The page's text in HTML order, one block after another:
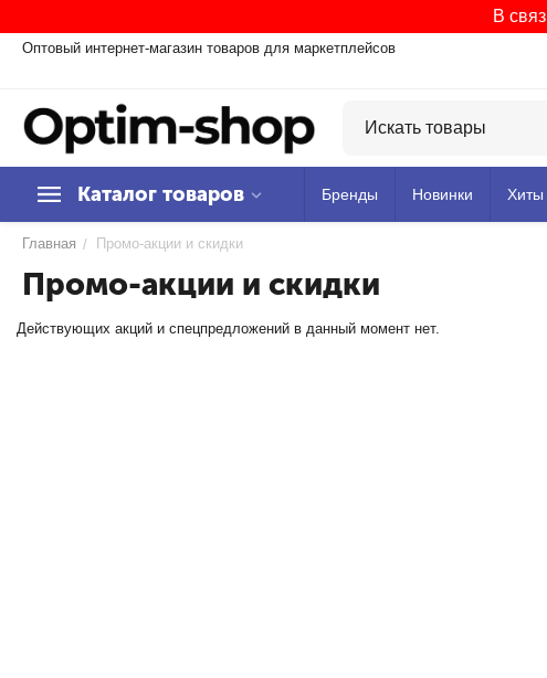
В
Оптовый интернет-магазин товаров для маркетплейсов
Каталог товаров Бренды Новинки
Главная / Промо-акции и скидки
Промо-акции и скидки
Действующих акций и спецпредложений в данный момент нет.